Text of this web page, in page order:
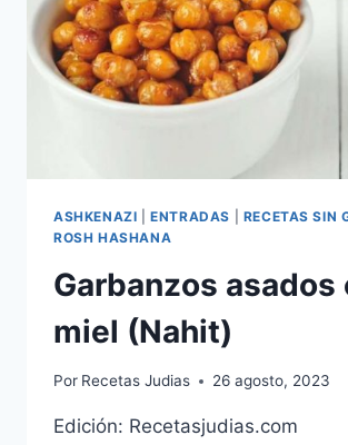
ASHKENAZI |ENTRADAS RECETAS SIN
ROSH HASHANA
Garbanzos asados
miel (Nahit)
Por Recetas Judias 26 agosto, 2023
Edición: Recetasjudias.com